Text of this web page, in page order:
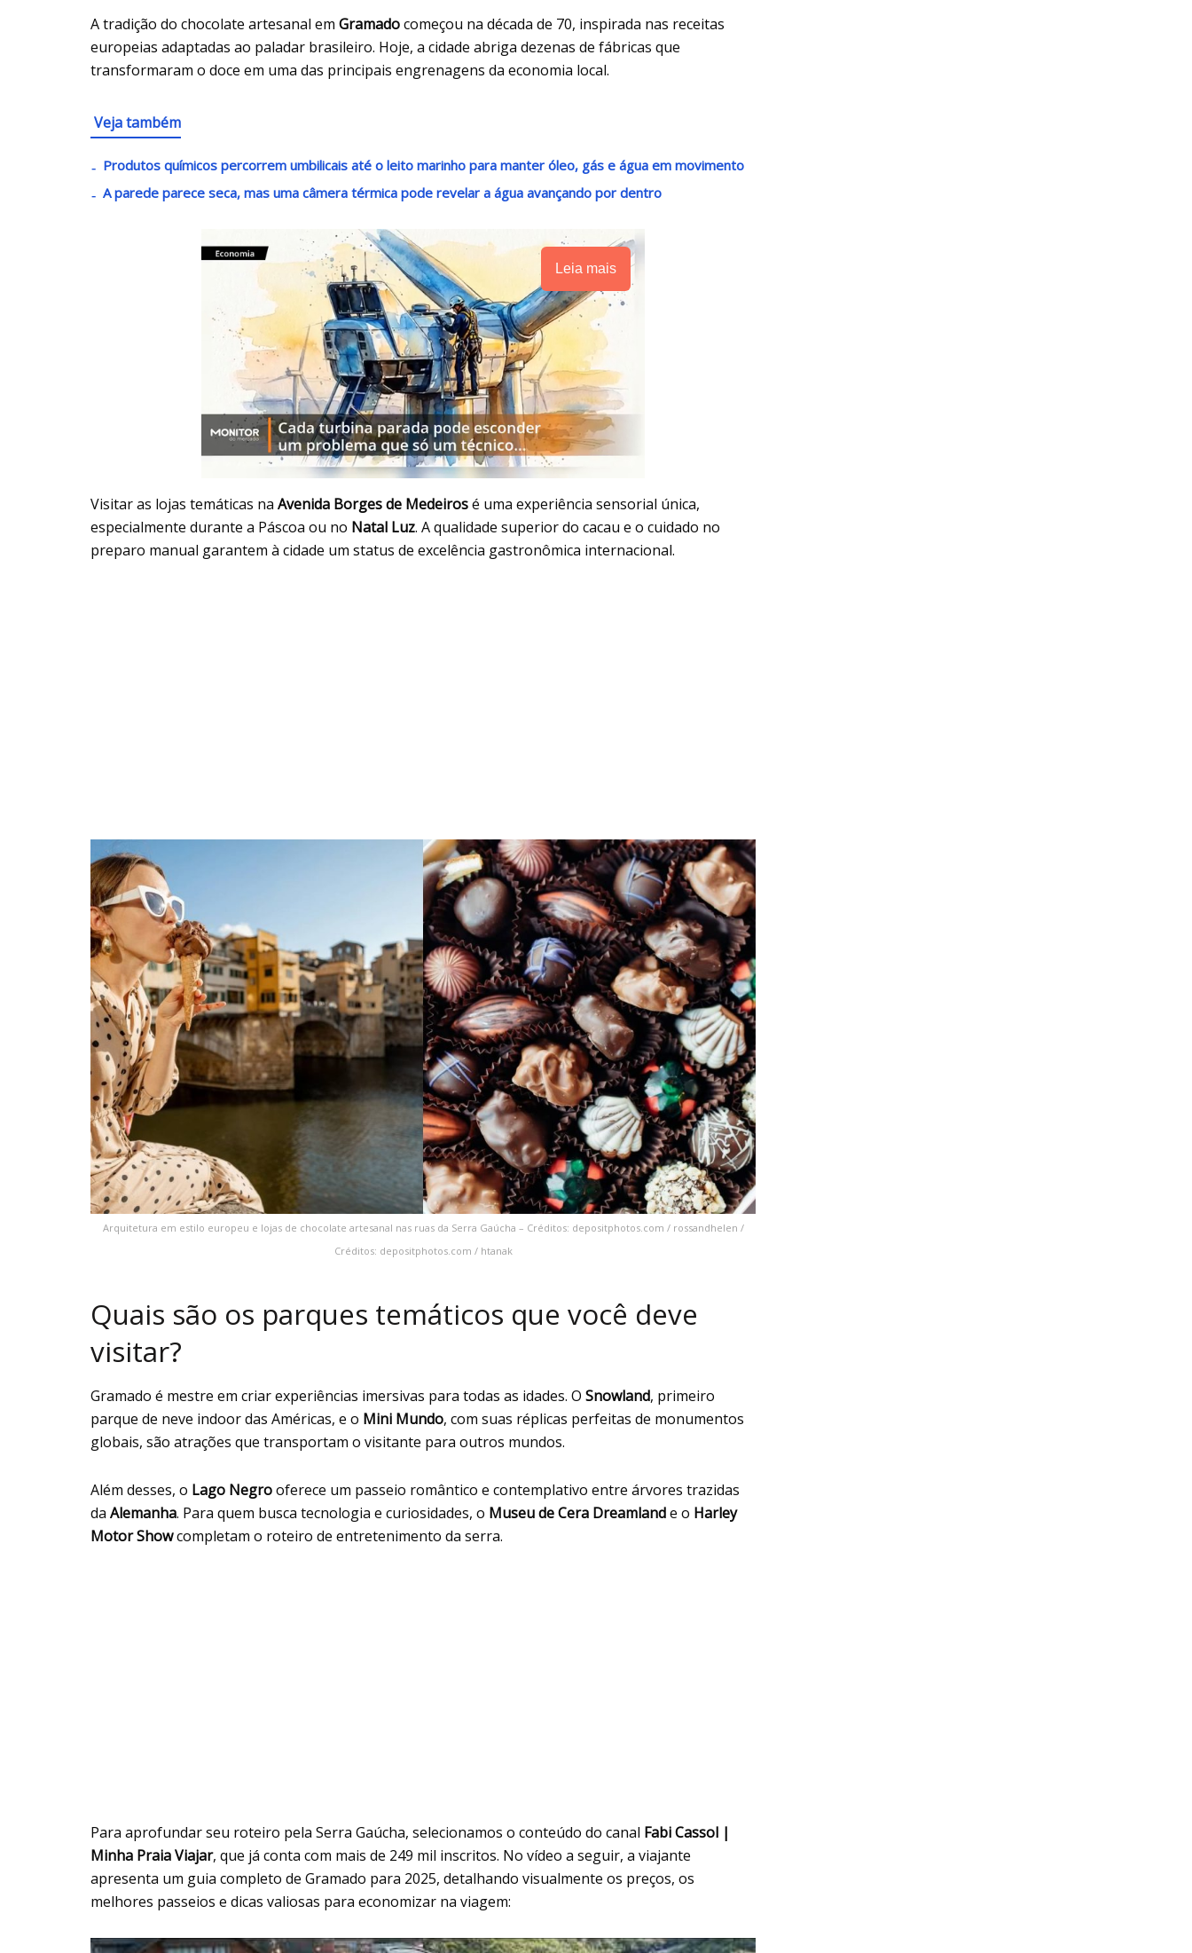
A tradição do chocolate artesanal em Gramadocomeçou na década de 70, inspirada nas receitas
europeias adaptadas ao paladar brasileiro. Hoje, a cidade abriga dezenas de fábricas que
transformaram o doce em uma das principais engrenagens da economia local.
Veja também
Produtos químicos percorrem umbilicais até o leito marinho para manter óleo, gás e água em movimento
A parede parece seca, mas uma câmera térmica pode revelar a água avançando por dentro
Leia mais
Visitar as lojas temáticas na Avenida Borges de Medeirosé uma experiência sensorial única,
especialmente durante a Páscoa ou no Natal Luz. A qualidade superior do cacau e o cuidado no
preparo manual garantem à cidade um status de excelência gastronômica internacional.
Arquitetura em estilo europeu e lojas de chocolate artesanal nas ruas da Serra Gaúcha – Créditos: depositphotos.com / rossandhelen /
Créditos: depositphotos.com / htanak
Quais são os parques temáticos que você deve
visitar?
Gramado é mestre em criar experiências imersivas para todas as idades. O Snowland, primeiro
parque de neve indoor das Américas, e o Mini Mundo, com suas réplicas perfeitas de monumentos
globais, são atrações que transportam o visitante para outros mundos.
Além desses, o Lago Negrooferece um passeio romântico e contemplativo entre árvores trazidas
da Alemanha. Para quem busca tecnologia e curiosidades, o Museu de Cera Dreamlande o Harley
Motor Showcompletam o roteiro de entretenimento da serra.
Para aprofundar seu roteiro pela Serra Gaúcha, selecionamos o conteúdo do canal Fabi Cassol |
Minha Praia Viajar, que já conta com mais de 249 mil inscritos. No vídeo a seguir, a viajante
apresenta um guia completo de Gramado para 2025, detalhando visualmente os preços, os
melhores passeios e dicas valiosas para economizar na viagem: